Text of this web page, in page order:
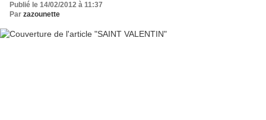
Publié le 14/02/2012 à 11:37
Par zazounette